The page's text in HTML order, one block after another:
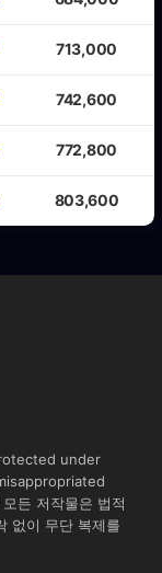
713,000
742,600
772,800
803,600
under
든 저작물은 법적
없이 무단 복제를